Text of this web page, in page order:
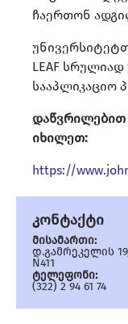
ჩაერთონ
LEAF
სააპლიკაციო
დაწვრილებით
იხილეთ:
https://
კონტაქტი
მისამართი:
დ.გამრეკელის
N411
ტელეფონი:
(322) 2 94 61 74